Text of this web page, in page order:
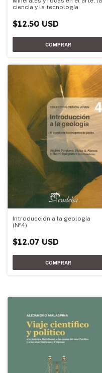
ciencia y la tecnología
$12.50 USD
Introducción a la geología
(Nº4)
$12.07 USD